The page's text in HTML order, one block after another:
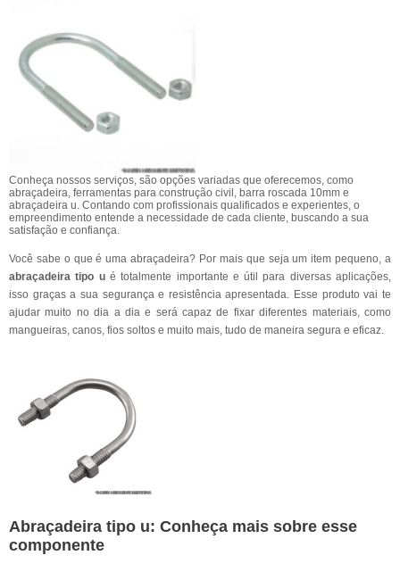
Conheça nossos serviços, são opções variadas que oferecemos, como
abraçadeira, ferramentas para construção civil, barra roscada 10mm e
abraçadeira u. Contando com profissionais qualificados e experientes, o
empreendimento entende a necessidade de cada cliente, buscando a sua
satisfação e confiança.
Você sabe o que é uma abraçadeira? Por mais que seja um item pequeno, a
abraçadeira tipo ué totalmente importante e útil para diversas aplicações,
isso graças a sua segurança e resistência apresentada. Esse produto vai te
ajudar muito no dia a dia e será capaz de fixar diferentes materiais, como
mangueiras, canos, fios soltos e muito mais, tudo de maneira segura e eficaz.
Abraçadeira tipo u: Conheça mais sobre esse
componente